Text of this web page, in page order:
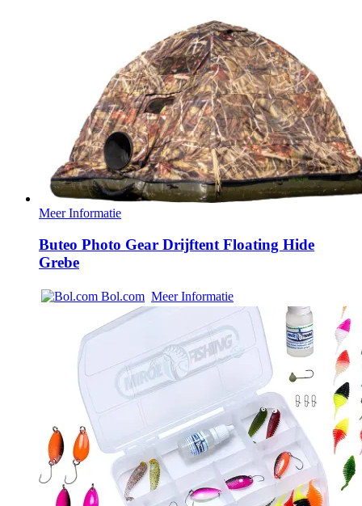
Meer Informatie
Buteo Photo Gear Drijftent Floating Hide
Grebe
Bol.com Meer Informatie